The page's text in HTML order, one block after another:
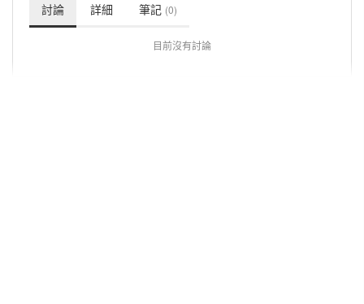
討論 詳細 筆記 (0)
目前沒有討論